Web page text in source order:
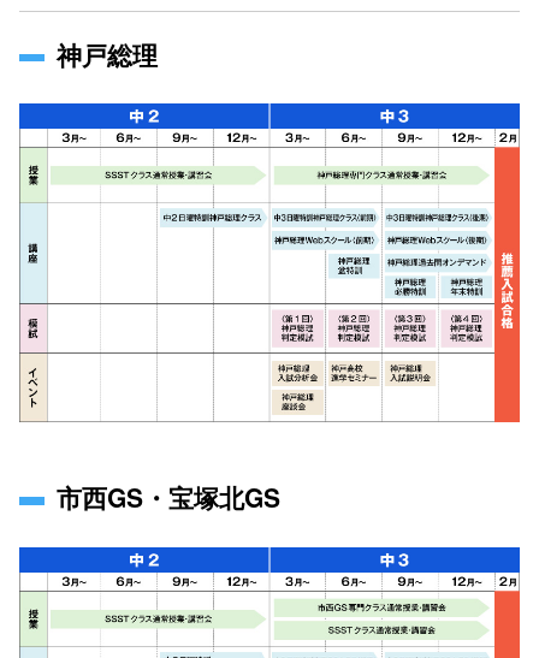
神戸総理
市西GS・宝塚北GS